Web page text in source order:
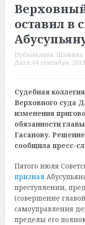
оставил в
Публикация: Шамиль
Дата: 04 сентября,
Судебная
Верховного суда
изменения
обязанности
Гасанову.
сообщила пресс-
Пятого июля
признал
преступлении,
(совершение
самоуправления
пределы его